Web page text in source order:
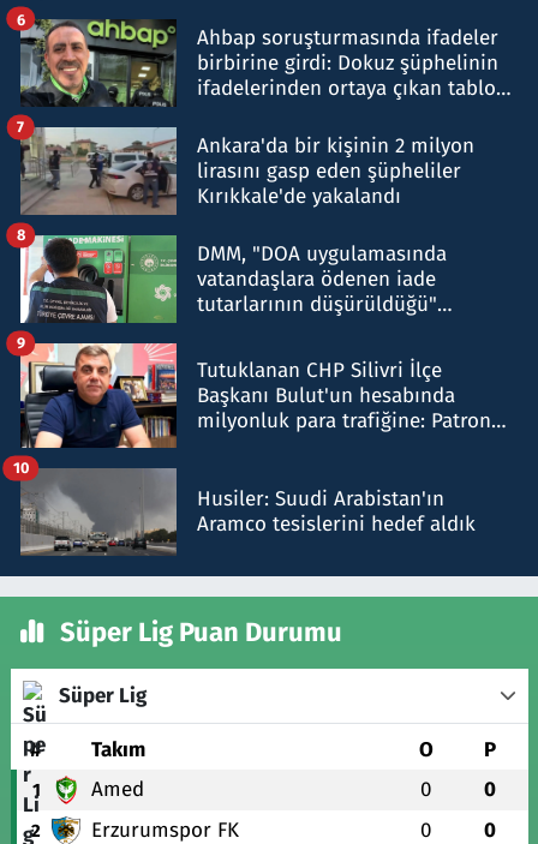
Ahbap soruşturmasında ifadeler
birbirine girdi: Dokuz şüphelinin
ifadelerinden ortaya çıkan tablo
6
Ankara'da bir kişinin 2 milyon
lirasını gasp eden şüpheliler
Kırıkkale'de yakalandı
7
DMM, "DOA uygulamasında
vatandaşlara ödenen iade
tutarlarının düşürüldüğü"
8
Tutuklanan CHP Silivri İlçe
Başkanı Bulut'un hesabında
milyonluk para trafiğine: Patron
9
Husiler: Suudi Arabistan'ın
Aramco tesislerini hedef aldık
10
Süper Lig Puan Durumu
Süper Lig
# Takım O P
1 Amed 0 0
2 Erzurumspor FK 0 0